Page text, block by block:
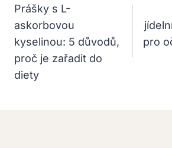
Pro
Příspěvek
Prášky s L-
askorbovou
kyselinou: 5 důvodů,
proč je zařadit do
diety
pro